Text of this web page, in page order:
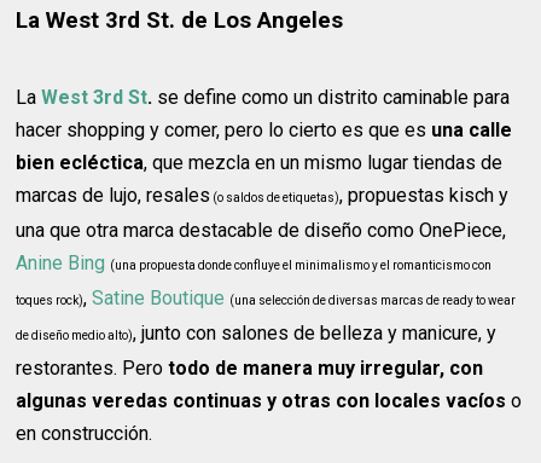
La West 3rd St. de Los Angeles
LaWest 3rd St. se define como un distrito caminable para
hacer shopping y comer, pero lo cierto es que es una calle
bien ecléctica, que mezcla en un mismo lugar tiendas de
marcas de lujo, resales (o saldos de etiquetas), propuestas kisch y
una que otra marca destacable de diseño como OnePiece,
Anine Bing (una propuesta donde confluye el minimalismo y el romanticismo con
toques rock),Satine Boutique (una selección de diversas marcas de ready to wear
de diseño medio alto), junto con salones de belleza y manicure, y
restorantes. Perotodo de manera muy irregular, con
algunas veredas continuas y otras con locales vacíos o
en construcción.